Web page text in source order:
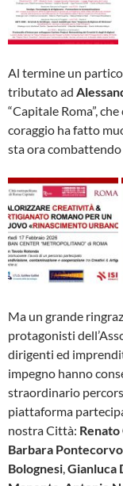
Al termine un
tributato ad
“Capitale Roma”,
coraggio ha fatto
sta ora
Ma un grande
protagonisti
dirigenti ed
impegno hanno
straordinario
piattaforma
nostra Città:
Barbara Pontecorvo
Bolognesi,Gianluca